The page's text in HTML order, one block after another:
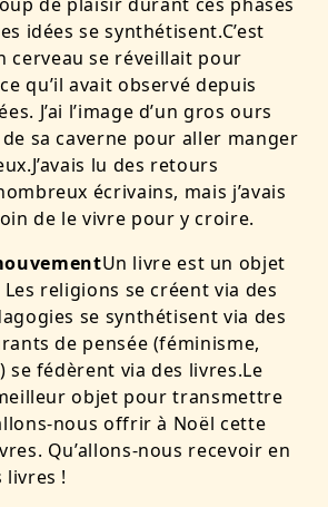
idées se synthétisent.C’est
cerveau se réveillait pour
qu’il avait observé depuis
J’ai l’image d’un gros ours
sa caverne pour aller manger
lu des retours
écrivains, mais j’avais
de le vivre pour y croire.
Un livre est un objet
religions se créent via des
se synthétisent via des
de pensée (féminisme,
se fédèrent via des livres.Le
objet pour transmettre
nous offrir à Noël cette
Qu’allons-nous recevoir en
livres !